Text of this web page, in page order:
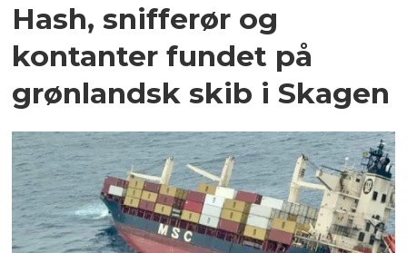
Hash, snifferør og
kontanter fundet på
grønlandsk skib i Skagen